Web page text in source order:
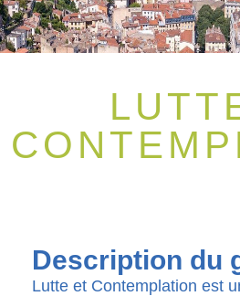
Description du
Lutte et Contemplation est